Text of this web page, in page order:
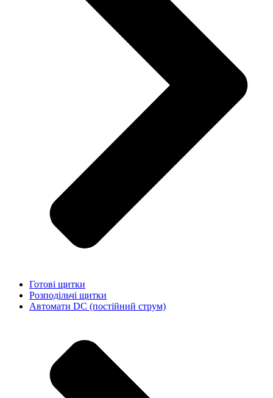
Готові щитки
Розподільчі щитки
Автомати DC (постійний струм)